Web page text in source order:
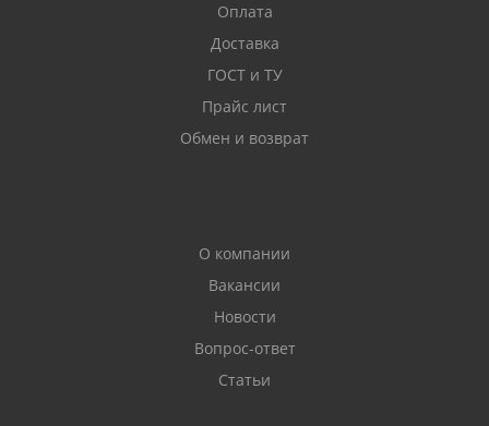
Оплата
Доставка
ГОСТ и ТУ
Прайс лист
Обмен и возврат
О компании
Вакансии
Новости
Вопрос-ответ
Статьи